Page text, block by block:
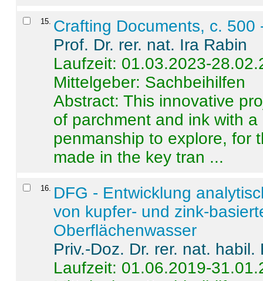
15 Crafting Documents, c. 500
Prof. Dr. rer. nat. Ira Rabin
Laufzeit: 01.03.2023-
Mittelgeber: Sachbeihilfen
Abstract:This innovative
of parchment and ink with
penmanship to explore, for
made in the key tran ...
16
DFG - Entwicklung
von kupfer- und zink-
Oberflächenwasser
Priv.-Doz. Dr. rer. nat.
Laufzeit: 01.06.2019-